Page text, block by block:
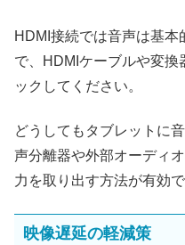
HDMI接続では音声は基
で、HDMIケーブルや変換
ックしてください。
どうしてもタブレットに
声分離器や外部オーディ
力を取り出す方法が有効で
映像遅延の軽減策